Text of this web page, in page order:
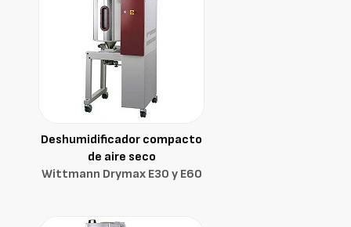
Deshumidificador compacto
de aire seco
Wittmann Drymax E30 y E60